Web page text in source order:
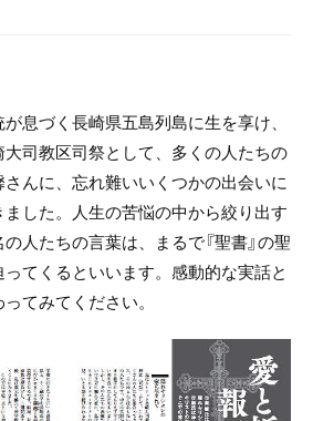
息づく長崎県五島列島に生を享け、
司教区司祭として、多くの人たちの
んに、忘れ難いいくつかの出会いに
した。人生の苦悩の中から絞り出す
人たちの言葉は、まるで『聖書』の聖
てくるといいます。感動的な実話と
てみてください。